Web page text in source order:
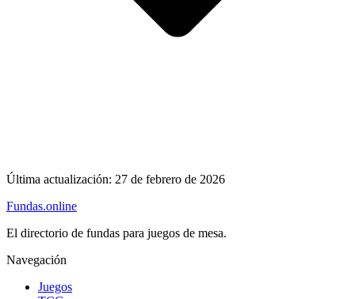
Última actualización: 27 de febrero de 2026
Fundas.online
El directorio de fundas para juegos de mesa.
Navegación
Juegos